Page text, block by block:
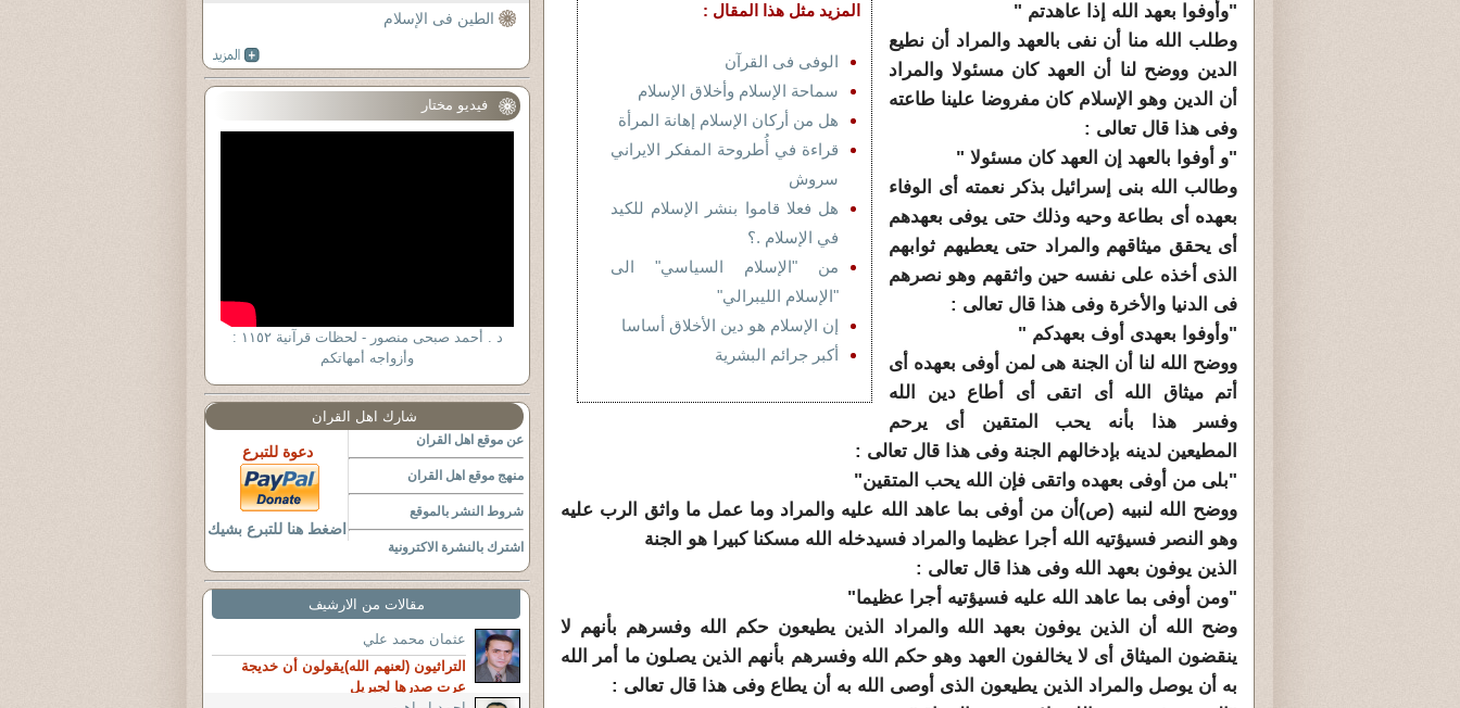
المزيد مثل هذا المقال :
الوفى فى القرآن
سماحة الإسلام وأخلاق الإسلام
هل من أركان الإسلام إهانة المرأة
قراءة في أُطروحة المفكر الايراني
سروش
هل فعلا قاموا بنشر الإسلام للكيد
في الإسلام .؟
من "الإسلام السياسي" الى
"الإسلام الليبرالي"
إن الإسلام هو دين الأخلاق أساسا
أكبر جرائم البشرية
"وأوفوا بعهد الله إذا عاهدتم "
وطلب الله منا أن نفى بالعهد والمراد أن نطيع
الدين ووضح لنا أن العهد كان مسئولا والمراد
أن الدين وهو الإسلام كان مفروضا علينا طاعته
وفى هذا قال تعالى :
"و أوفوا بالعهد إن العهد كان مسئولا "
وطالب الله بنى إسرائيل بذكر نعمته أى الوفاء
بعهده أى بطاعة وحيه وذلك حتى يوفى بعهدهم
أى يحقق ميثاقهم والمراد حتى يعطيهم ثوابهم
الذى أخذه على نفسه حين واثقهم وهو نصرهم
فى الدنيا والأخرة وفى هذا قال تعالى :
"وأوفوا بعهدى أوف بعهدكم "
ووضح الله لنا أن الجنة هى لمن أوفى بعهده أى
أتم ميثاق الله أى اتقى أى أطاع دين الله
وفسر هذا بأنه يحب المتقين أى يرحم
المطيعين لدينه بإدخالهم الجنة وفى هذا قال تعالى :
"بلى من أوفى بعهده واتقى فإن الله يحب المتقين"
ووضح الله لنبيه (ص)أن من أوفى بما عاهد الله عليه والمراد وما عمل ما واثق الرب عليه
وهو النصر فسيؤتيه الله أجرا عظيما والمراد فسيدخله الله مسكنا كبيرا هو الجنة
الذين يوفون بعهد الله وفى هذا قال تعالى :
"ومن أوفى بما عاهد الله عليه فسيؤتيه أجرا عظيما"
وضح الله أن الذين يوفون بعهد الله والمراد الذين يطيعون حكم الله وفسرهم بأنهم لا
ينقضون الميثاق أى لا يخالفون العهد وهو حكم الله وفسرهم بأنهم الذين يصلون ما أمر الله
به أن يوصل والمراد الذين يطيعون الذى أوصى الله به أن يطاع وفى هذا قال تعالى :
الطين فى الإسلام
فيديو مختار
د . أحمد صبحى منصور - لحظات قرآنية ١١٥٢ :
وأزواجه أمهاتكم
شارك اهل القران
عن موقع اهل القران
منهج موقع اهل القران
شروط النشر بالموقع
اشترك بالنشرة الاكترونية
دعوة للتبرع
اضغط هنا للتبرع بشيك
مقالات من الارشيف
عثمان محمد علي
التراثيون (لعنهم الله)يقولون أن خديجة
عرت صدرها لجبريل